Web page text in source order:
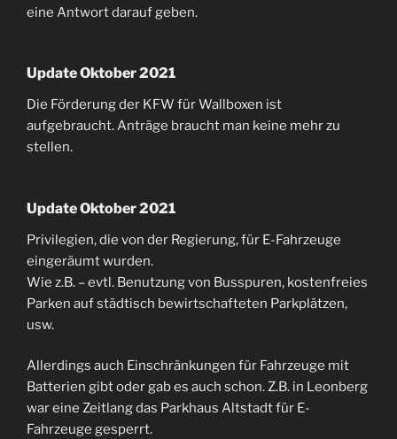
eine Antwort darauf geben.
Update Oktober 2021
Die Förderung der KFW für Wallboxen ist
aufgebraucht. Anträge braucht man keine mehr zu
stellen.
Update Oktober 2021
Privilegien, die von der Regierung, für E-Fahrzeuge
eingeräumt wurden.
Wie z.B. – evtl. Benutzung von Busspuren, kostenfreies
Parken auf städtisch bewirtschafteten Parkplätzen,
usw.
Allerdings auch Einschränkungen für Fahrzeuge mit
Batterien gibt oder gab es auch schon. Z.B. in Leonberg
war eine Zeitlang das Parkhaus Altstadt für E-
Fahrzeuge gesperrt.